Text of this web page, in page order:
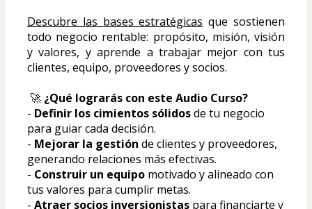
Descubre las bases estratégicas que sostienen
todo negocio rentable: propósito, misión, visión
y valores, y aprende a trabajar mejor con tus
clientes, equipo, proveedores y socios.
🚀 ¿Qué lograrás con este Audio Curso?
- Definir los cimientos sólidos de tu negocio
para guiar cada decisión.
- Mejorar la gestión de clientes y proveedores,
generando relaciones más efectivas.
- Construir un equipo motivado y alineado con
tus valores para cumplir metas.
- Atraer socios inversionistas para financiarte y